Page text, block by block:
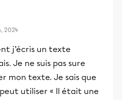
2024
j’écris un texte
Je ne suis pas sure
mon texte. Je sais que
utiliser « Il était une